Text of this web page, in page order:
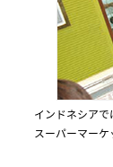
インドネシア
スーパーマー